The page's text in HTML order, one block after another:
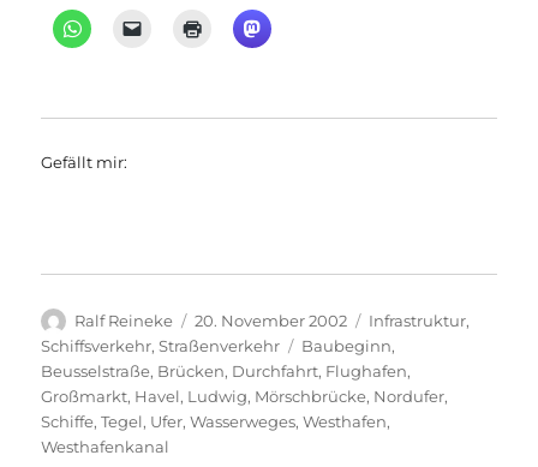
Gefällt mir:
Autor
Ralf Reineke
Veröffentlicht
am
20. November 2002 Kategorien
Infrastruktur,
Schiffsverkehr,Straßenverkehr Schlagwörter
Baubeginn,
Beusselstraße, Brücken, Durchfahrt, Flughafen,
Großmarkt, Havel, Ludwig, Mörschbrücke, Nordufer,
Schiffe,Tegel, Ufer,Wasserweges,Westhafen,
Westhafenkanal